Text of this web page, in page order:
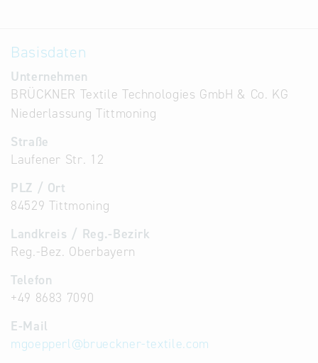
Basisdaten
Unternehmen
BRÜCKNER Textile Technologies GmbH & Co. KG
Niederlassung Tittmoning
Straße
Laufener Str. 12
PLZ / Ort
84529 Tittmoning
Landkreis / Reg.-Bezirk
Reg.-Bez. Oberbayern
Telefon
+49 8683 7090
E-Mail
mgoepperl@brueckner-textile.com